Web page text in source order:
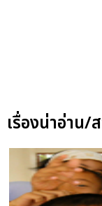
เรื่องน่าอ่าน/